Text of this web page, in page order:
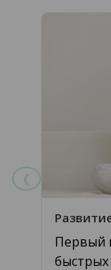
❮
Первый